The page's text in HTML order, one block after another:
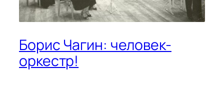
Борис Чагин: человек-
оркестр!